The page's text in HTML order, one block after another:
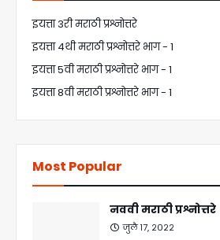
इयत्ता 3री मराठी प्रश्नोत्तरे
इयत्ता 4थी मराठी प्रश्नोत्तरे भाग - 1
इयत्ता 5वी मराठी प्रश्नोत्तरे भाग - 1
इयत्ता 8वी मराठी प्रश्नोत्तरे भाग - 1
Most Popular
नववी मराठी प्रश्नोत्तरे
जुलै १७, २०२२